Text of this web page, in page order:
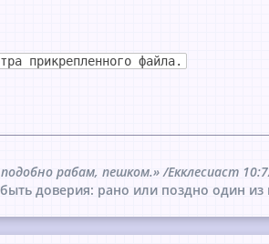
прикрепленного файла.
рабам, пешком.» /Екклесиаст
доверия: рано или поздно один из